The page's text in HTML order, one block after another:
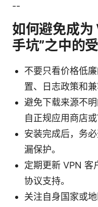
--
如何避免成为
手坑”之中的
不要只看价格低
置、日志政策和兼
避免下载来源不
自正规应用商店
安装完成后，务
漏保护。
定期更新 VPN 客
协议支持。
关注自身国家或